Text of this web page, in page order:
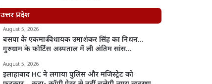
उत्तर प्रदेश
August 5, 2026
बसपा के एकमात्र विधायक उमाशंकर सिंह का निधन…
गुरुग्राम के फोर्टिस अस्पताल में ली अंतिम सांस…
August 5, 2026
इलाहाबाद HC ने लगाया पुलिस और मजिस्ट्रेट को